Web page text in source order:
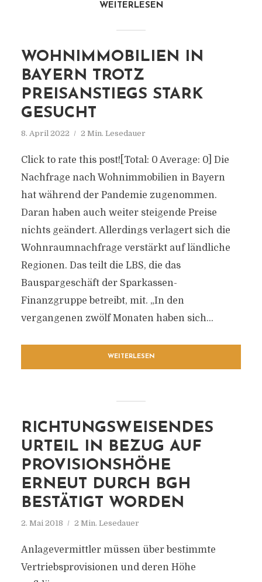
WEITERLESEN
WOHNIMMOBILIEN IN
BAYERN TROTZ
PREISANSTIEGS STARK
GESUCHT
8. April 2022 2 Min. Lesedauer
Click to rate this post![Total: 0 Average: 0] Die
Nachfrage nach Wohnimmobilien in Bayern
hat während der Pandemie zugenommen.
Daran haben auch weiter steigende Preise
nichts geändert. Allerdings verlagert sich die
Wohnraumnachfrage verstärkt auf ländliche
Regionen. Das teilt die LBS, die das
Bauspargeschäft der Sparkassen-
Finanzgruppe betreibt, mit. „In den
vergangenen zwölf Monaten haben sich...
WEITERLESEN
RICHTUNGSWEISENDES
URTEIL IN BEZUG AUF
PROVISIONSHÖHE
ERNEUT DURCH BGH
BESTÄTIGT WORDEN
2. Mai 2018 2 Min. Lesedauer
Anlagevermittler müssen über bestimmte
Vertriebsprovisionen und deren Höhe